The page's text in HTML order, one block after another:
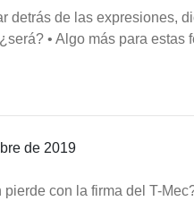
detrás de las expresiones,
• Algo más para
de 2019
pierde con la firma del T-